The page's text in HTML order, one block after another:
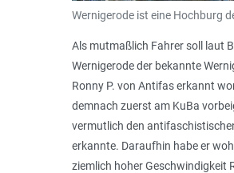
Wernigerode ist eine Hochburg
Als mutmaßlich Fahrer soll laut
Wernigerode der bekannte
Ronny P. von Antifas erkannt
demnach zuerst am KuBa
vermutlich den
erkannte. Daraufhin habe er
ziemlich hoher Geschwindigkeit